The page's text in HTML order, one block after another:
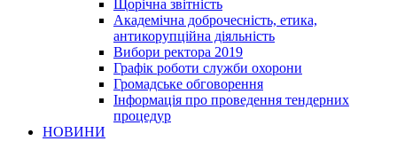
Щорічна звітність
Академічна доброчесність, етика,
антикорупційна діяльність
Вибори ректора 2019
Графік роботи служби охорони
Громадське обговорення
Інформація про проведення тендерних
процедур
НОВИНИ